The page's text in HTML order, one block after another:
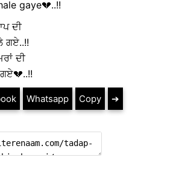
gaye💔..!!
ਦੀ
ਗਏ..!!
ਦੀ
Whatsapp Copy ➔